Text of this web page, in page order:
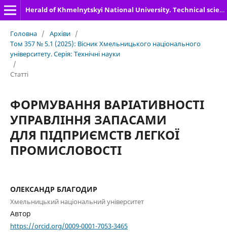
Herald of Khmelnytskyi National University. Technical sciences
Головна / Архіви /
Том 357 № 5.1 (2025): Вісник Хмельницького національного
університету. Серія: Технічні науки
/
Статті
ФОРМУВАННЯ ВАРІАТИВНОСТІ
УПРАВЛІННЯ ЗАПАСАМИ
ДЛЯ ПІДПРИЄМСТВ ЛЕГКОЇ
ПРОМИСЛОВОСТІ
ОЛЕКСАНДР БЛАГОДИР
Хмельницький національний університет
Автор
https://orcid.org/0009-0001-7053-3465